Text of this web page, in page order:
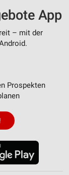
App
– mit der
Prospekten